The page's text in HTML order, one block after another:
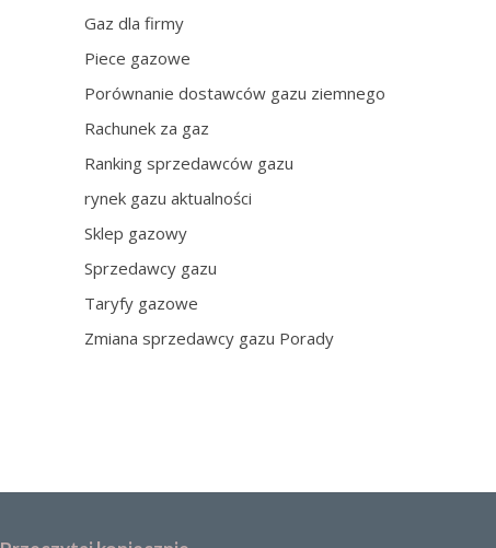
Gaz dla firmy
Piece gazowe
Porównanie dostawców gazu ziemnego
Rachunek za gaz
Ranking sprzedawców gazu
rynek gazu aktualności
Sklep gazowy
Sprzedawcy gazu
Taryfy gazowe
Zmiana sprzedawcy gazu Porady